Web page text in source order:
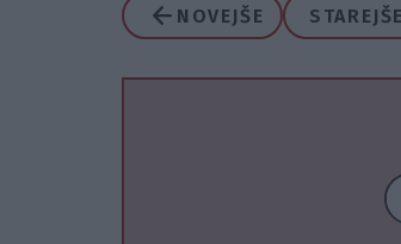
NOVEJŠE STAREJŠE